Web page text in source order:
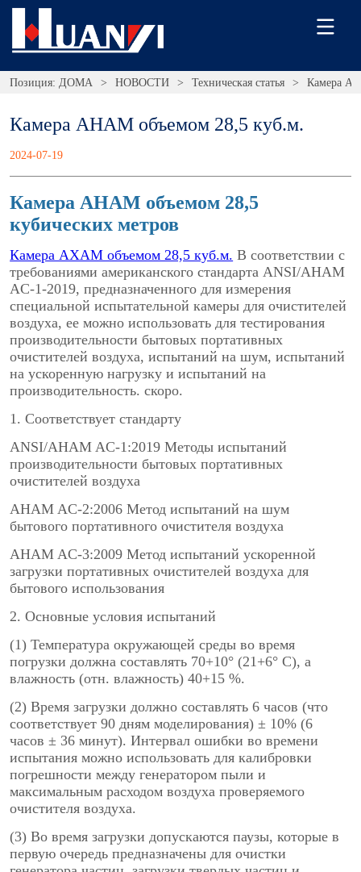
Позиция: ДОМА > НОВОСТИ > Техническая статья > Камера
Камера AHAM объемом 28,5 куб.м.
2024-07-19